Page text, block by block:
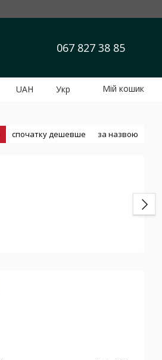
067 827 38 85
UAH Укр Мій кошик
спочатку дешевше за назвою